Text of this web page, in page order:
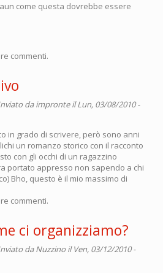
come questa dovrebbe essere
commenti.
daimpronteil Lun, 03/08/2010 -
in grado di scrivere, però sono anni
un romanzo storico con il racconto
con gli occhi di un ragazzino
portato appresso non sapendo a chi
Bho, questo è il mio massimo di
commenti.
ci organizziamo?
daNuzzino il Ven, 03/12/2010 -